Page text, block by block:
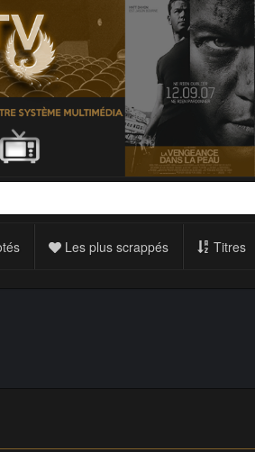
Les plus scrappés
Titres